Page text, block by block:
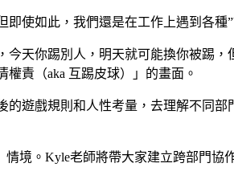
使如此，我們還是在工作上遇到各種
天你踢別人，明天就可能換你被踢
責（aka 互踢皮球）」的畫面。
遊戲規則和人性考量，去理解不同
境。Kyle老師將帶大家建立跨部門